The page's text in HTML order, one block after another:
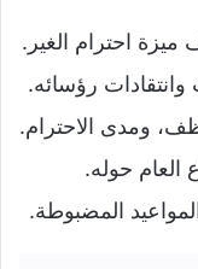
احترام الغير.
رؤسائه.
ومدى الاحترام.
العام حوله.
المضبوطة.